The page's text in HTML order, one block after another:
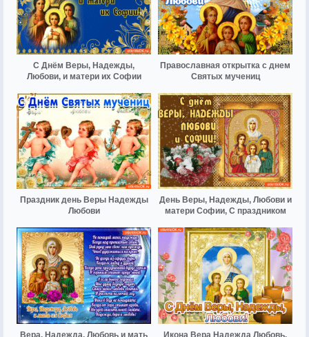
С Днём Веры, Надежды,
Любови, и матери их Софии
Православная открытка с днем
Святых мучениц
Праздник день Веры Надежды
Любови
День Веры, Надежды, Любови и
матери Софии, С праздником
Вера, Надежда, Любовь и мать Икона Вера Надежда Любовь.